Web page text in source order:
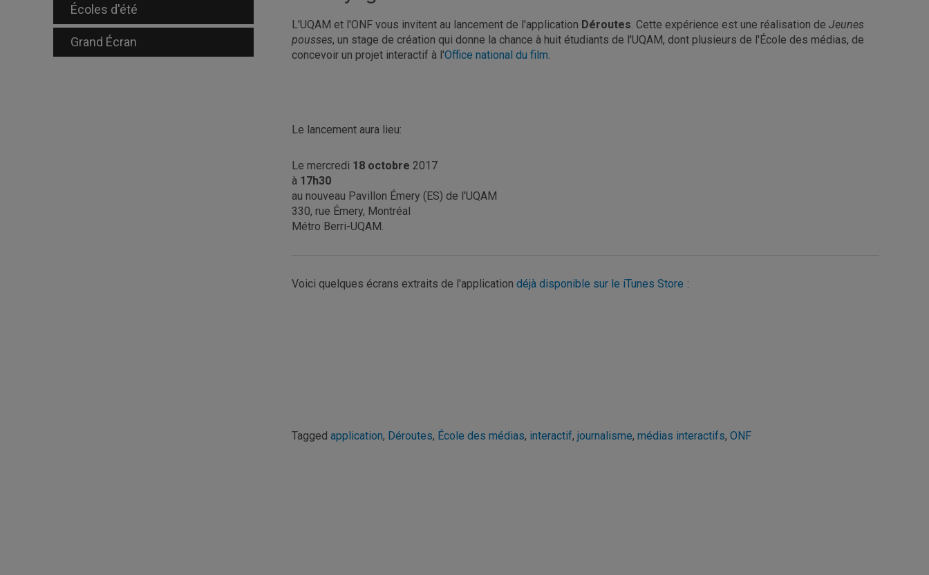
Écoles d'été
Grand Écran
L'UQAM et l'ONF vous invitent au lancement de l'application Déroutes. Cette expérience est une réalisation de Jeunes
pousses, un stage de création qui donne la chance à huit étudiants de l'UQAM, dont plusieurs de l'École des médias, de
concevoir un projet interactif à l'Office national du film.
Le lancement aura lieu:
Le mercredi 18 octobre 2017
à 17h30
au nouveau Pavillon Émery (ES) de l'UQAM
330, rue Émery, Montréal
Métro Berri-UQAM.
Voici quelques écrans extraits de l'application déjà disponible sur le iTunes Store :
Tagged application, Déroutes, École des médias, interactif, journalisme, médias interactifs, ONF